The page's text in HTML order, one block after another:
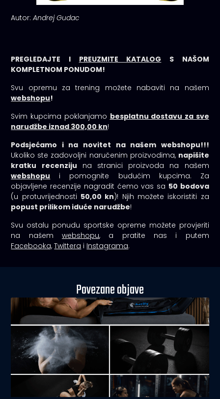
Autor:Andrej Gudac
PREGLEDAJTE I PREUZMITE KATALOG S NAŠOM
KOMPLETNOM PONUDOM!
Svu opremu za trening možete nabaviti na našem
webshopu!
Svim kupcima poklanjamo besplatnu dostavu za sve
narudžbe iznad 300,00 kn!
Podsjećamo i na novitet na našem webshopu!!!
Ukoliko ste zadovoljni naručenim proizvodima, napišite
kratku recenziju na stranici proizvoda na našem
webshopu i pomognite budućim kupcima. Za
objavljene recenzije nagradit ćemo vas sa 50 bodova
(u protuvrijednosti 50,00 kn)! Njih možete iskoristiti za
popust prilikom iduće narudžbe!
Svu ostalu ponudu sportske opreme možete provjeriti
na našemwebshopu, a pratite nas i putem
Facebooka, Twittera i Instagrama.
Povezane objave